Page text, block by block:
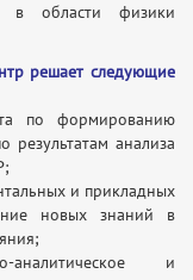
в области физики
решает следующие
по формированию
анализа
и прикладных
новых знаний в
аналитическое и